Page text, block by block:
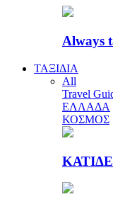
Always
ΤΑΞΙΔΙΑ
All
Travel
ΕΛΛΑΔΑ
ΚΟΣΜΟΣ